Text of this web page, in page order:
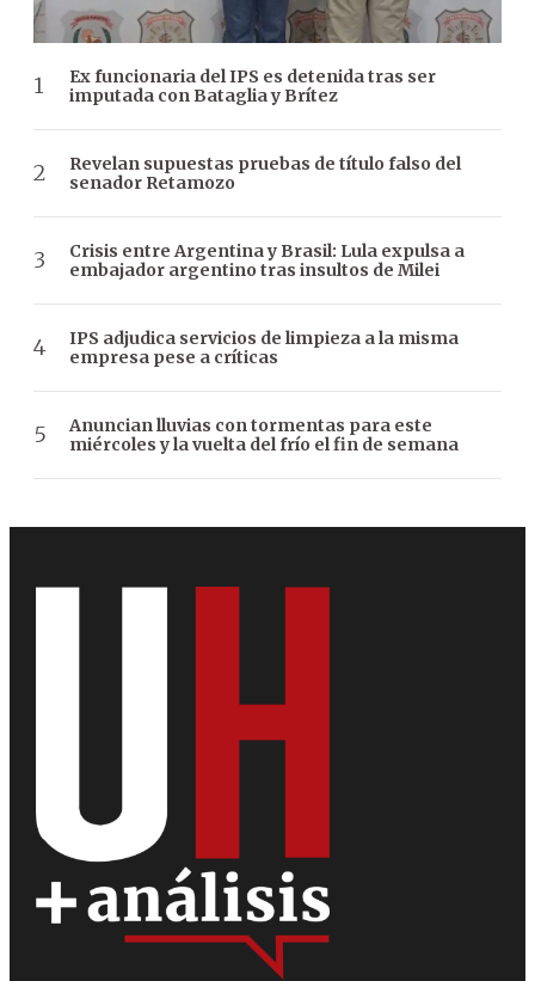
Ex funcionaria del IPS es detenida tras ser
imputada con Bataglia y Brítez
Revelan supuestas pruebas de título falso del
senador Retamozo
Crisis entre Argentina y Brasil: Lula expulsa a
embajador argentino tras insultos de Milei
IPS adjudica servicios de limpieza a la misma
empresa pese a críticas
Anuncian lluvias con tormentas para este
miércoles y la vuelta del frío el fin de semana